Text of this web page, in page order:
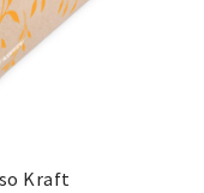
Kraft